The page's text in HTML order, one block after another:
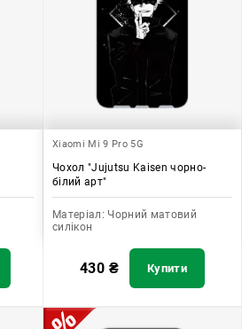
Xiaomi Mi 9 Pro 5G
Чохол "Jujutsu Kaisen чорно-
білий арт"
Матеріал: Чорний матовий
силікон
430 ₴ Купити